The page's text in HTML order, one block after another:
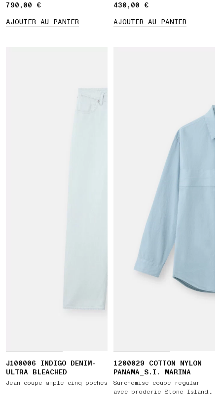
790,00 €
790,00 €
AJOUTER AU PANIER
430,00 €
430,00 €
AJOUTER AU PANIER
J100006 INDIGO DENIM-
ULTRA BLEACHED
Jean coupe ample cinq poches
1200029 COTTON NYLON
PANAMA_S.I. MARINA
Surchemise coupe regular
avec broderie Stone Island